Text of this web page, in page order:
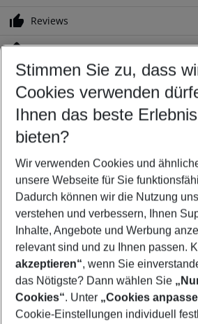
Reviews
Location
Customize your offer
Find the perfect deal which suits your
Your departure airport
Any airport
Select your date range
09/08/26–07/08/27 5-8 nights
Who will travel
2 adults No children
Show more filter
Stimmen Sie zu, dass
Cookies verwenden
Ihnen das beste
bieten?
Wir verwenden Cookies und
unsere Webseite für Sie
Dadurch können wir die Nutzung
verstehen und verbessern, Ihnen
Inhalte, Angebote und Werbung
relevant sind und zu Ihnen passen.
akzeptieren“, wenn Sie
das Nötigste? Dann wählen Sie
Cookies“. Unter „Cookies
Cookie-Einstellungen individuell